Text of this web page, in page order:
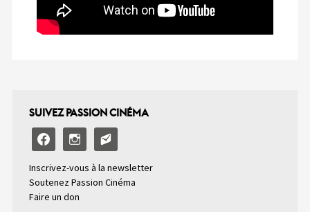
SUIVEZ PASSION CINÉMA
facebookinstagramemail-
alt2
Inscrivez-vous à la newsletter
Soutenez Passion Cinéma
Faire un don